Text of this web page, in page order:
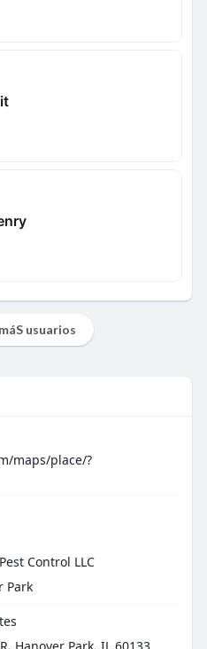
usuarios
maps/place/?
Control LLC
Park